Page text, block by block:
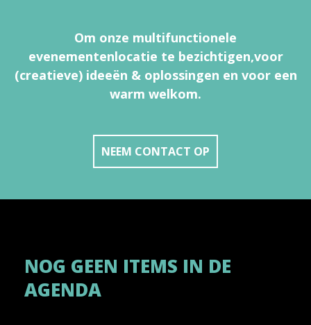
Om onze multifunctionele
evenementenlocatie te bezichtigen,voor
(creatieve) ideeën & oplossingen en voor een
warm welkom.
NEEM CONTACT OP
NOG GEEN ITEMS IN DE
AGENDA